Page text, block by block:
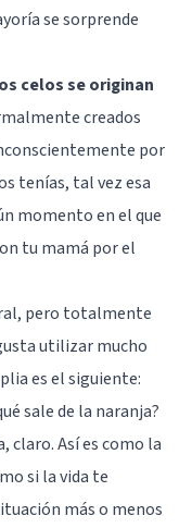
se sorprende
celos se originan
creados
por
tenías, tal vez esa
momento en el que
tu mamá por el
pero totalmente
utilizar mucho
es el siguiente:
sale de la naranja?
claro. Así es como la
si la vida te
más o menos